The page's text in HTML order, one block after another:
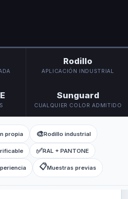
Rodillo
APLICACIÓN INDUSTRIAL
Sunguard
CUALQUIER COLOR ADMITIDO
propia 🎨Rodillo industrial
✅RAL + PANTONE
📋Muestras previas